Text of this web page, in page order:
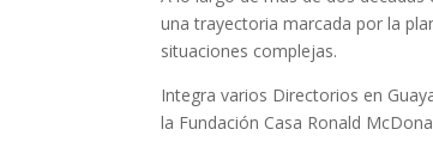
una trayectoria marcada por la
situaciones complejas.
Integra varios Directorios en
la Fundación Casa Ronald